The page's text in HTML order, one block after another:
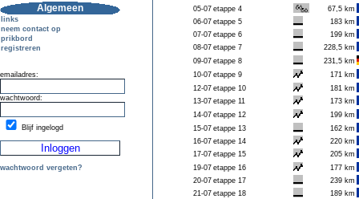
Algemeen
links
neem contact op
prikbord
registreren
emailadres:
wachtwoord:
Blijf ingelogd
wachtwoord vergeten?
05-07 etappe 4
67,5 km
06-07 etappe 5
183 km
07-07 etappe 6
199 km
08-07 etappe 7
228,5 km
09-07 etappe 8
231,5 km
10-07 etappe 9
171 km
12-07 etappe 10
181 km
13-07 etappe 11
173 km
14-07 etappe 12
199 km
15-07 etappe 13
162 km
16-07 etappe 14
220 km
17-07 etappe 15
205 km
19-07 etappe 16
177 km
20-07 etappe 17
239 km
21-07 etappe 18
189 km